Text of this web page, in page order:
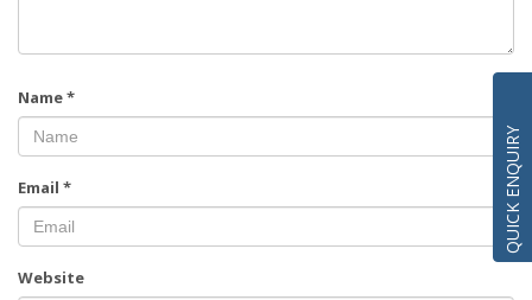
Name*
Email *
Website
QUICK ENQUIRY